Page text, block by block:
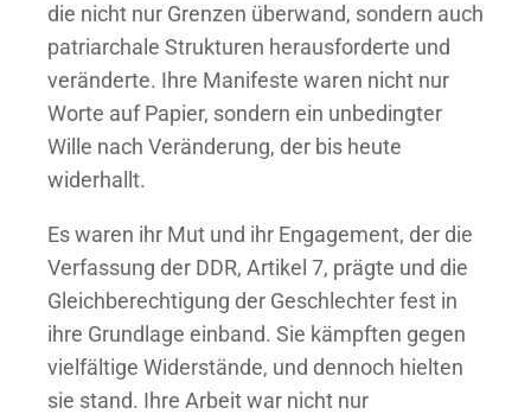
die nicht nur Grenzen überwand, sondern auch
patriarchale Strukturen herausforderte und
veränderte. Ihre Manifeste waren nicht nur
Worte auf Papier, sondern ein unbedingter
Wille nach Veränderung, der bis heute
widerhallt.
Es waren ihr Mut und ihr Engagement, der die
Verfassung der DDR, Artikel 7, prägte und die
Gleichberechtigung der Geschlechter fest in
ihre Grundlage einband. Sie kämpften gegen
vielfältige Widerstände, und dennoch hielten
sie stand. Ihre Arbeit war nicht nur